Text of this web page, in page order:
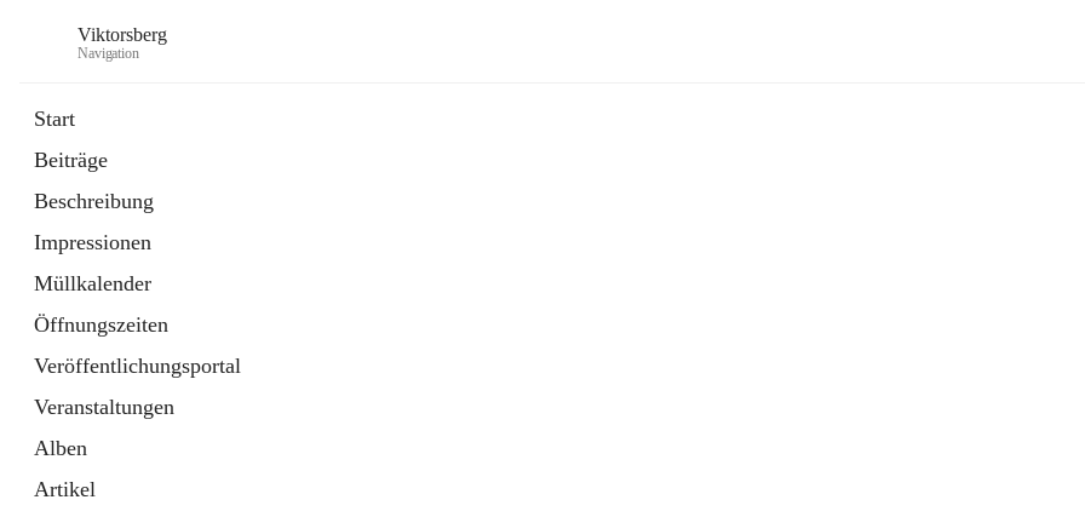
Viktorsberg
Navigation
Start
Beiträge
Beschreibung
Impressionen
Müllkalender
Öffnungszeiten
Veröffentlichungsportal
Veranstaltungen
Alben
Artikel